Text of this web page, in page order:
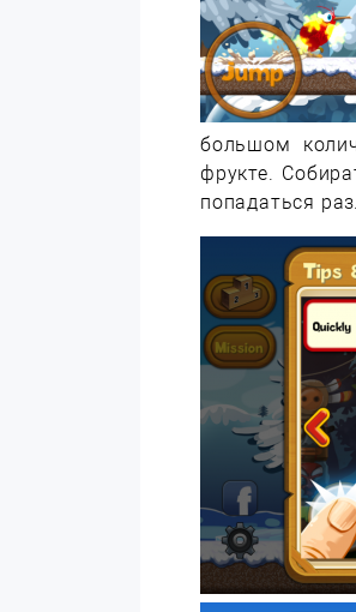
большом
фрукте.
попадаться